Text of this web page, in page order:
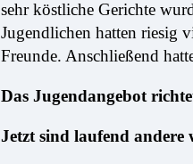
sehr köstliche Gerichte
Jugendlichen hatten riesig
Freunde. Anschließend
Das Jugendangebot
Jetzt sind laufend